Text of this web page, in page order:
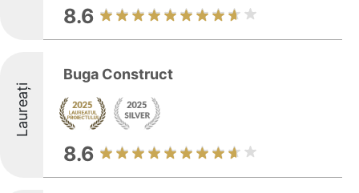
8.6
Laureați
Buga Construct
8.6